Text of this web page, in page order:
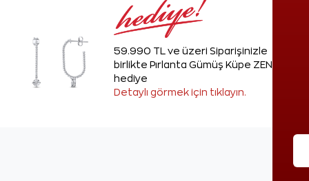
59.990 TL ve üzeri Siparişinizle
birlikte Pırlanta Gümüş Küpe ZEN'den
hediye
Detaylı görmek için tıklayın.